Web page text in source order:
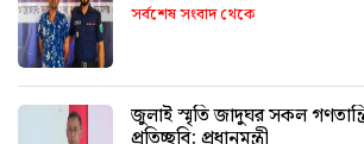
সর্বশেষ সংবাদ থেকে
জুলাই স্মৃতি জাদুঘর সকল